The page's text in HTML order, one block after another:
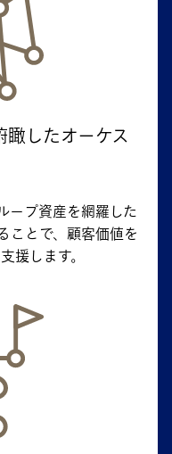
瞰したオーケス
ープ資産を網羅した
ことで、顧客価値を
援します。